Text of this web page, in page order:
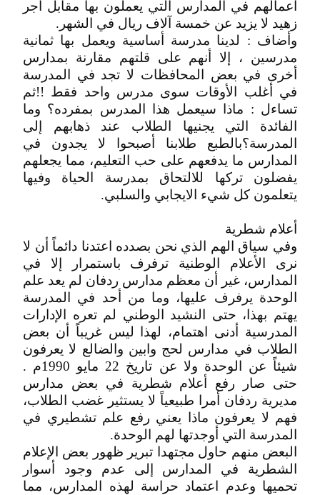
‬زهيد‮ ‬لا‮ ‬يزيد‮ ‬عن‮ ‬خمسة‮ ‬آلاف‮ ‬ريال‮ ‬في‮ ‬الشهر‮.‬
وأضاف : لدينا مدرسة أساسية ويعمل بها ثمانية
مدرسين ، إلا أنهم على قلتهم مقارنة بمدارس
أخرى في بعض المحافظات لا تجد في المدرسة
في أغلب الأوقات سوى مدرس واحد فقط !!ثم
تساءل : ماذا سيعمل هذا المدرس بمفرده؟ وما
الفائدة التي يجنيها الطلاب عند ذهابهم إلى
‬يتعلمون‮ ‬كل‮ ‬شيء‮ ‬الايجابي‮ ‬والسلبي‮.‬
أعلام‮ ‬شطرية
وفي سياق الهم الذي نحن بصدده اعتدنا دائماً أن لا
نرى الأعلام الوطنية ترفرف باستمرار إلا في
المدارس، غير أن معظم مدارس ردفان لم يعد علم
الوحدة يرفرف عليها، وما من أحد في المدرسة
يهتم بهذا، حتى النشيد الوطني لم تعره الإدارات
المدرسية أدنى اهتمام، لهذا ليس غريباً أن بعض
الطلاب في مدارس لحج وابين والضالع لا يعرفون
شيئاً عن الوحدة ولا عن تاريخ 22 مايو 1990م .
حتى صار رفع أعلام شطرية في بعض مدارس
مديرية ردفان أمرا طبيعياً لا يستثير غضب الطلاب،
فهم لا يعرفون ماذا يعني رفع علم تشطيري في
المدرسة التي أوجدتها لهم الوحدة‮.‬
البعض منهم حاول مجتهدا تبرير ظهور بعض الإعلام
الشطرية في المدارس إلى عدم وجود أسوار
تحميها وعدم اعتماد حراسة لهذه المدارس، مما